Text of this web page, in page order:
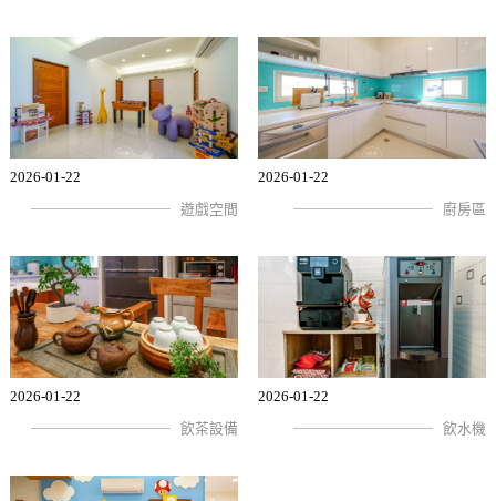
2026-01-22
遊戲空間
2026-01-22
廚房區
2026-01-22
飲茶設備
2026-01-22
飲水機